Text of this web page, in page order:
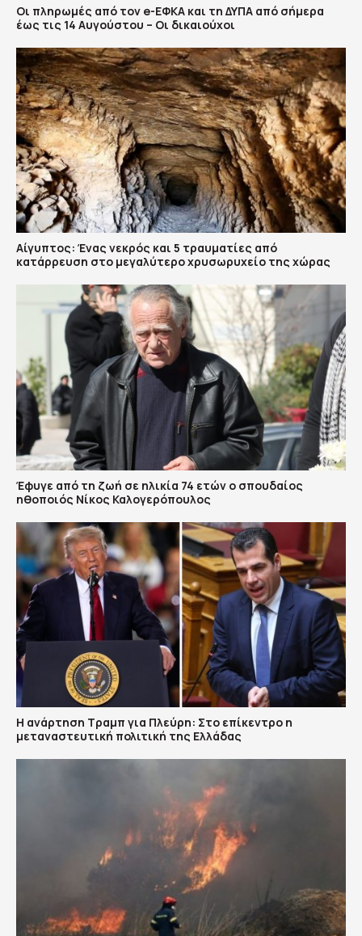
Οι πληρωμές από τον e-ΕΦΚΑ και τη ΔΥΠΑ από σήμερα
έως τις 14 Αυγούστου – Οι δικαιούχοι
Αίγυπτος: Ένας νεκρός και 5 τραυματίες από
κατάρρευση στο μεγαλύτερο χρυσωρυχείο της χώρας
Έφυγε από τη ζωή σε ηλικία 74 ετών ο σπουδαίος
ηθοποιός Νίκος Καλογερόπουλος
Η ανάρτηση Τραμπ για Πλεύρη: Στο επίκεντρο η
μεταναστευτική πολιτική της Ελλάδας